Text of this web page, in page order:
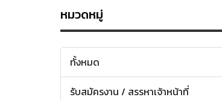
หมวดหมู่
ทั้งหมด
รับสมัครงาน / สรรหาเจ้าหน้าที่